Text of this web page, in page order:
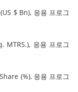
$ Bn), 응용 프로그
MTRS.), 응용 프로그
(%), 응용 프로그